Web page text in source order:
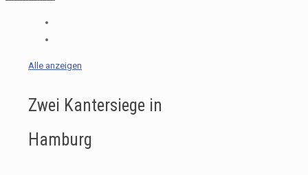
Alle anzeigen
Zwei Kantersiege in
Hamburg